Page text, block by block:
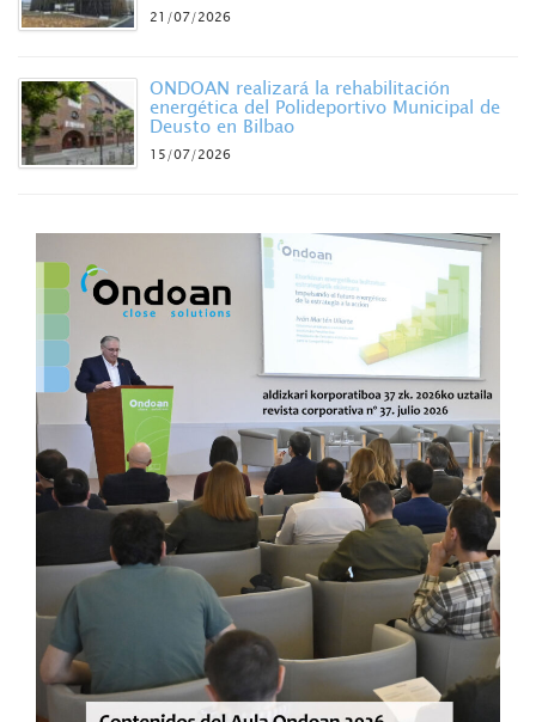
21/07/2026
ONDOAN realizará la rehabilitación
energética del Polideportivo Municipal de
Deusto en Bilbao
15/07/2026